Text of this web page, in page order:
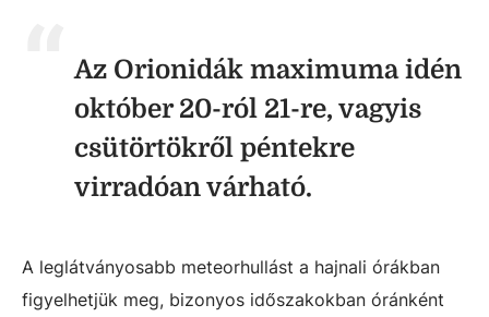
Az Orionidák maximuma idén
október 20-ról 21-re, vagyis
csütörtökről péntekre
virradóan várható.
A leglátványosabb meteorhullást a hajnali órákban
figyelhetjük meg, bizonyos időszakokban óránként